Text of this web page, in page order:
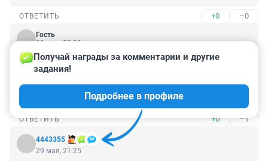
ОТВЕТИТЬ +0 –0
Гость
29 мая, 22:33
Много статей стало про рак. Наверное, правильно.
Новый главный врач онкологии на Плахотного,
взялся за дело основательно! Знаю, толковый
ОТВЕТИТЬ +0 –1
4443355
Получай награды за комментарии и другие
задания!
Подробнее в профиле
29 мая, 21:25